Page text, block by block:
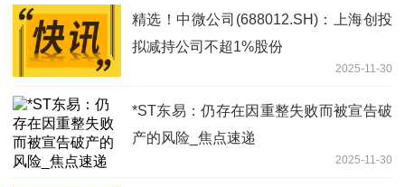
合归属条件的独立财务顾问报告内容摘要
精选！中微公司(688012.SH)：上海创投
拟减持公司不超1%股份
2025-11-30
*ST东易：仍存在因重整失败而被宣告破
产的风险_焦点速递
2025-11-30